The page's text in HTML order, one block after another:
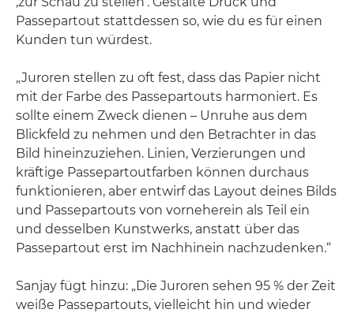
Passepartout stattdessen so, wie du es für einen
Kunden tun würdest.
„Juroren stellen zu oft fest, dass das Papier nicht
mit der Farbe des Passepartouts harmoniert. Es
sollte einem Zweck dienen – Unruhe aus dem
Blickfeld zu nehmen und den Betrachter in das
Bild hineinzuziehen. Linien, Verzierungen und
kräftige Passepartoutfarben können durchaus
funktionieren, aber entwirf das Layout deines Bilds
und Passepartouts von vorneherein als Teil ein
und desselben Kunstwerks, anstatt über das
Passepartout erst im Nachhinein nachzudenken.“
Sanjay fügt hinzu: „Die Juroren sehen 95 % der Zeit
weiße Passepartouts, vielleicht hin und wieder